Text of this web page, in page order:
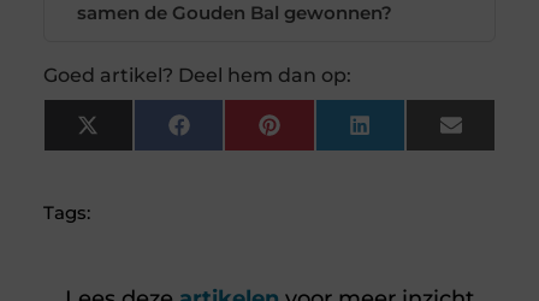
samen de Gouden Bal gewonnen?
Goed artikel? Deel hem dan op:
X
(Twitter)
FacebookPinterest LinkedIn Email
Tags: